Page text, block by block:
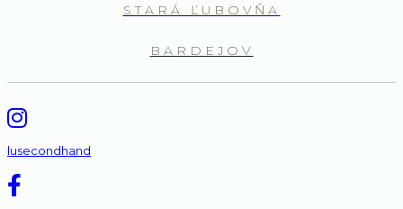
STARÁ ĽUBOVŇA
BARDEJOV
lusecondhand